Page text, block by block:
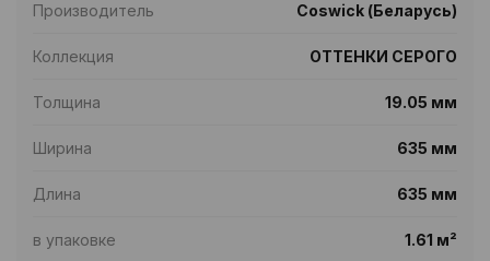
Производитель Coswick (Беларусь)
Коллекция ОТТЕНКИ СЕРОГО
Толщина 19.05 мм
Ширина 635 мм
Длина 635 мм
в упаковке 1.61 м²